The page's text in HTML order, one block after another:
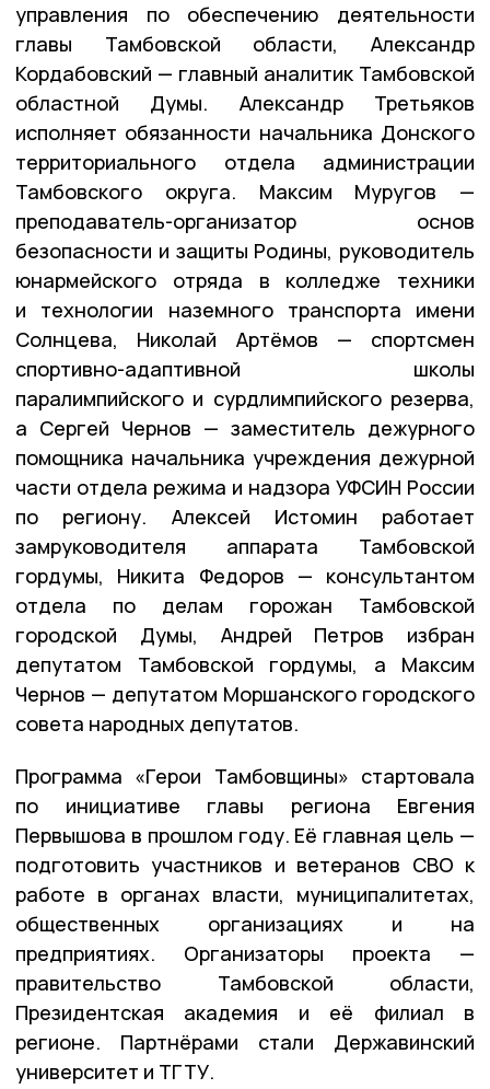
управления по обеспечению деятельности
главы Тамбовской области, Александр
Кордабовский — главный аналитик Тамбовской
областной Думы. Александр Третьяков
исполняет обязанности начальника Донского
территориального отдела администрации
Тамбовского округа. Максим Муругов —
преподаватель-организатор основ
безопасности и защиты Родины, руководитель
юнармейского отряда в колледже техники
и технологии наземного транспорта имени
Солнцева, Николай Артёмов — спортсмен
спортивно-адаптивной школы
паралимпийского и сурдлимпийского резерва,
а Сергей Чернов — заместитель дежурного
помощника начальника учреждения дежурной
части отдела режима и надзора УФСИН России
по региону. Алексей Истомин работает
замруководителя аппарата Тамбовской
гордумы, Никита Федоров — консультантом
отдела по делам горожан Тамбовской
городской Думы, Андрей Петров избран
депутатом Тамбовской гордумы, а Максим
Чернов — депутатом Моршанского городского
совета народных депутатов.
Программа «Герои Тамбовщины» стартовала
по инициативе главы региона Евгения
Первышова в прошлом году. Её главная цель —
подготовить участников и ветеранов СВО к
работе в органах власти, муниципалитетах,
общественных организациях и на
предприятиях. Организаторы проекта —
правительство Тамбовской области,
Президентская академия и её филиал в
регионе. Партнёрами стали Державинский
университет и ТГТУ.